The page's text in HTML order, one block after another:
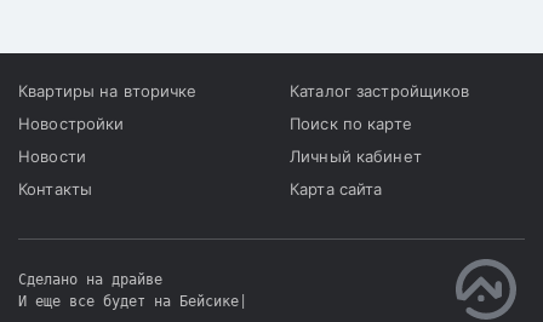
Квартиры на вторичке
Новостройки
Новости
Контакты
Каталог застройщиков
Поиск по карте
Личный кабинет
Карта сайта
Сделано на драйве
И еще все будет на Бейсике